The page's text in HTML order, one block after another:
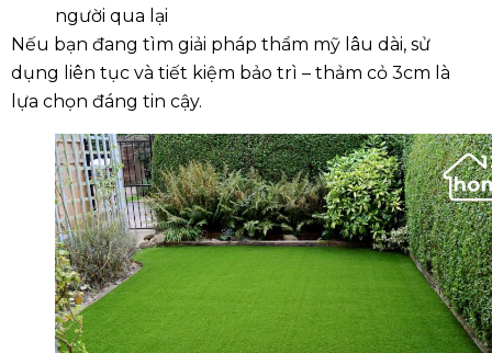
người qua lại
Nếu bạn đang tìm giải pháp thẩm mỹ lâu dài, sử
dụng liên tục và tiết kiệm bảo trì – thảm cỏ 3cm là
lựa chọn đáng tin cậy.